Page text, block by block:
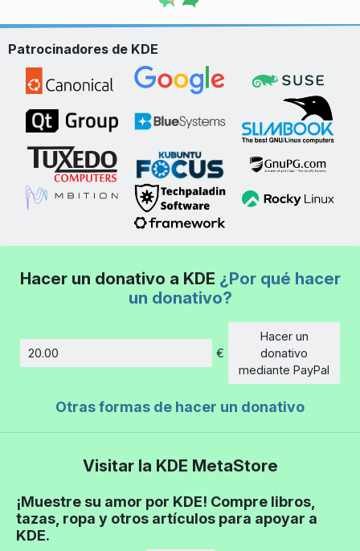
Patrocinadores de KDE
Hacer un donativo a KDE ¿Por qué hacer
un donativo?
Cantidad
€
Hacer un
donativo
mediante PayPal
Otras formas de hacer un donativo
Visitar la KDE MetaStore
¡Muestre su amor por KDE! Compre libros,
tazas, ropa y otros artículos para apoyar a
KDE.